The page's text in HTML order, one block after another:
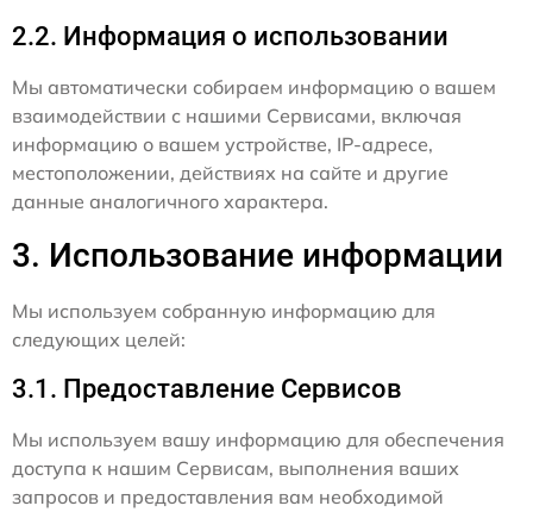
2.2. Информация о использовании
Мы автоматически собираем информацию о вашем
взаимодействии с нашими Сервисами, включая
информацию о вашем устройстве, IP-адресе,
местоположении, действиях на сайте и другие
данные аналогичного характера.
3. Использование информации
Мы используем собранную информацию для
следующих целей:
3.1. Предоставление Сервисов
Мы используем вашу информацию для обеспечения
доступа к нашим Сервисам, выполнения ваших
запросов и предоставления вам необходимой